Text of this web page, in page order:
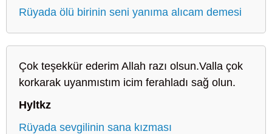
Rüyada ölü birinin seni yanıma alıcam demesi
Çok teşekkür ederim Allah razı olsun.Valla çok
korkarak uyanmıstım icim ferahladı sağ olun.
Hyltkz
Rüyada sevgilinin sana kızması